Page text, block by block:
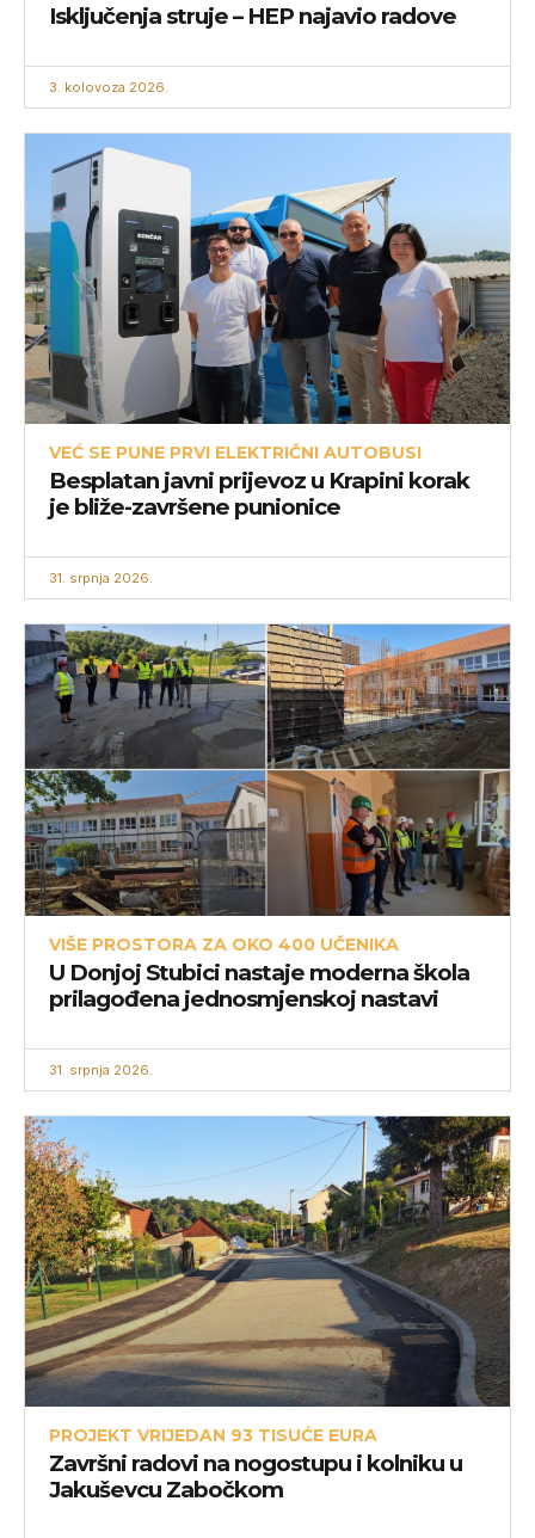
Isključenja struje – HEP najavio radove
3. kolovoza 2026.
VEĆ SE PUNE PRVI ELEKTRIČNI AUTOBUSI
Besplatan javni prijevoz u Krapini korak
je bliže-završene punionice
31. srpnja 2026.
VIŠE PROSTORA ZA OKO 400 UČENIKA
U Donjoj Stubici nastaje moderna škola
prilagođena jednosmjenskoj nastavi
31. srpnja 2026.
PROJEKT VRIJEDAN 93 TISUĆE EURA
Završni radovi na nogostupu i kolniku u
Jakuševcu Zabočkom